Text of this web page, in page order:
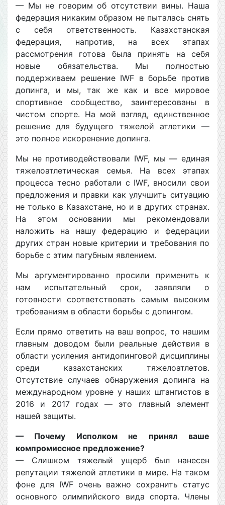
— Мы не говорим об отсутствии вины. Наша
федерация никаким образом не пыталась снять
с себя ответственность. Казахстанская
федерация, напротив, на всех этапах
рассмотрения готова была принять на себя
новые обязательства. Мы полностью
поддерживаем решение IWF в борьбе против
допинга, и мы, так же как и все мировое
спортивное сообщество, заинтересованы в
чистом спорте. На мой взгляд, единственное
решение для будущего тяжелой атлетики —
это полное искоренение допинга.
Мы не противодействовали IWF, мы — единая
тяжелоатлетическая семья. На всех этапах
процесса тесно работали с IWF, вносили свои
предложения и правки как улучшить ситуацию
не только в Казахстане, но и в других странах.
На этом основании мы рекомендовали
наложить на нашу федерацию и федерации
других стран новые критерии и требования по
борьбе с этим пагубным явлением.
Мы аргументированно просили применить к
нам испытательный срок, заявляли о
готовности соответствовать самым высоким
требованиям в области борьбы с допингом.
Если прямо ответить на ваш вопрос, то нашим
главным доводом были реальные действия в
области усиления антидопинговой дисциплины
среди казахстанских тяжелоатлетов.
Отсутствие случаев обнаружения допинга на
международном уровне у наших штангистов в
2016 и 2017 годах — это главный элемент
нашей защиты.
— Почему Исполком не принял ваше
компромиссное предложение?
— Слишком тяжелый ущерб был нанесен
репутации тяжелой атлетики в мире. На таком
фоне для IWF очень важно сохранить статус
основного олимпийского вида спорта. Члены